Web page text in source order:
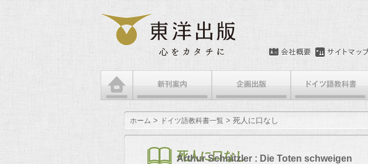
メインメニュー
メインコンテンツへ移動
サブコンテンツへ移動
ホーム > ドイツ語教科書一覧 > 死人に口なし
死人に口なし
Arthur Schnitzler : Die Toten schweigen